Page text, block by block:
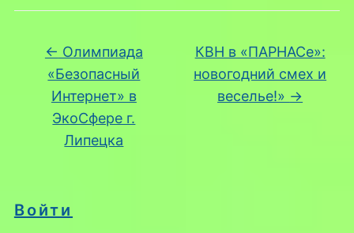
Войти
← Олимпиада
«Безопасный
Интернет» в
ЭкоСфере г.
Липецка
КВН в «ПАРНАСе»:
новогодний смех и
веселье!» →